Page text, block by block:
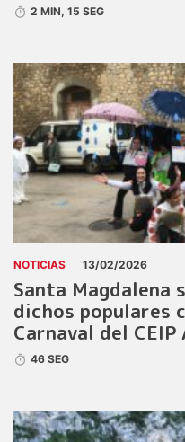
2 MIN, 15 SEG
NOTICIAS 13/02/2026
Santa Magdalena
dichos populares
Carnaval del
46 SEG